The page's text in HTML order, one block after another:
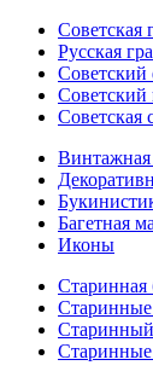
Советская
Русская
Советский
Советский
Советская
Багетная
Иконы
Старинная